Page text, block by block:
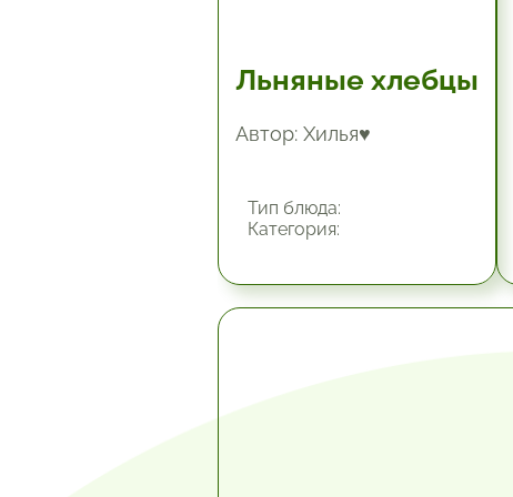
Льняные хлебцы
Автор: Хилья♥
Тип блюда:
Категория: